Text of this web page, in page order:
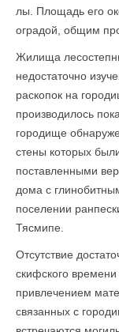
лы. Площадь его
оградой, общим
Жилища
недостаточно
раскопок на
производилось
городище
стены которых
поставленными
дома с
поселении
Тясмипе.
Отсутствие
скифского
привлечением
связанных с